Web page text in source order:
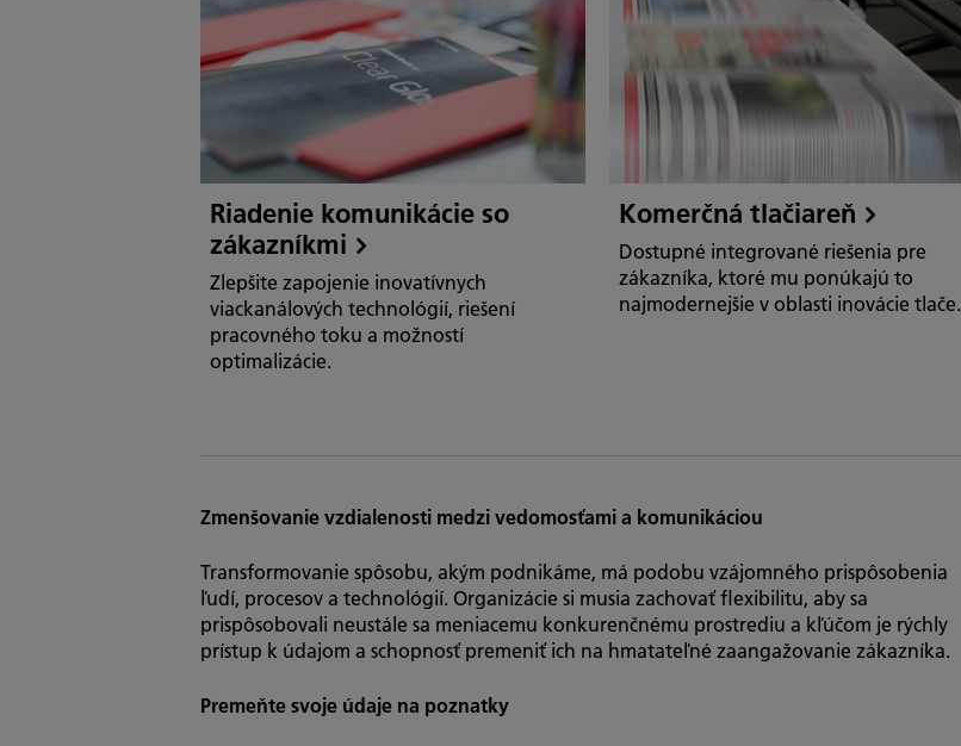
Riadenie komunikácie so
zákazníkmi
Zlepšite zapojenie inovatívnych
viackanálových technológií, riešení
pracovného toku a možností
optimalizácie.
Komerčná tlačiareň
Dostupné integrované riešenia pre
zákazníka, ktoré mu ponúkajú to
najmodernejšie v oblasti inovácie tlače.
Zmenšovanie vzdialenosti medzi vedomosťami a komunikáciou
Transformovanie spôsobu, akým podnikáme, má podobu vzájomného prispôsobenia
ľudí, procesov a technológií. Organizácie si musia zachovať flexibilitu, aby sa
prispôsobovali neustále sa meniacemu konkurenčnému prostrediu a kľúčom je rýchly
prístup k údajom a schopnosť premeniť ich na hmatateľné zaangažovanie zákazníka.
Premeňte svoje údaje na poznatky